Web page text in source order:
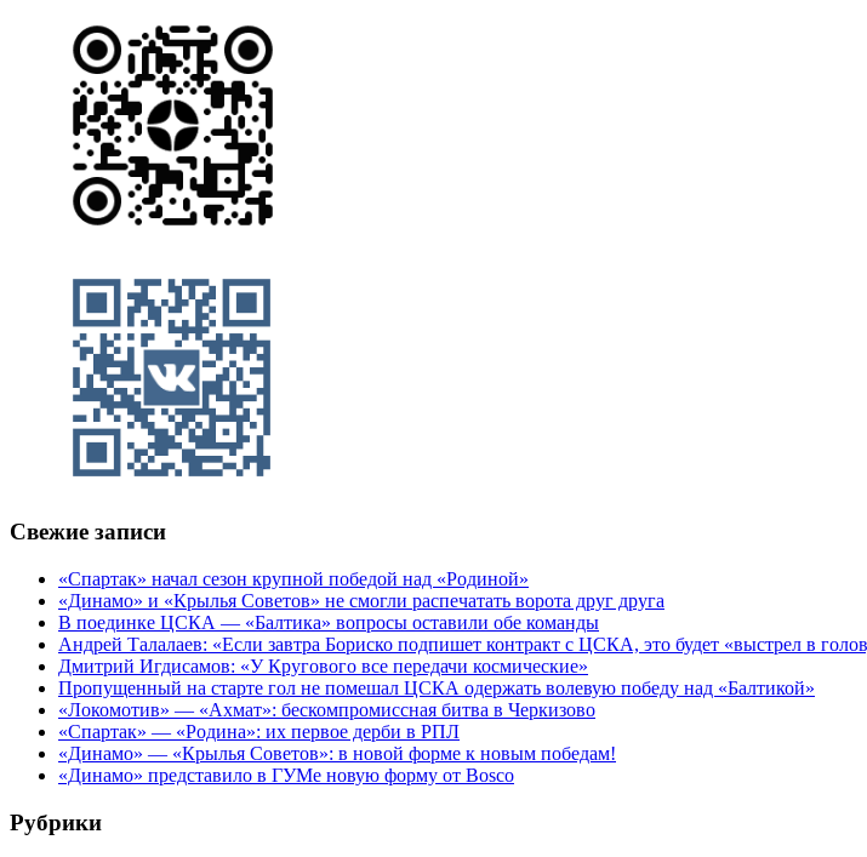
Свежие записи
«Спартак» начал сезон крупной победой над «Родиной»
«Динамо» и «Крылья Советов» не смогли распечатать ворота друг друга
В поединке ЦСКА — «Балтика» вопросы оставили обе команды
Андрей Талалаев: «Если завтра Бориско подпишет контракт с ЦСКА, это будет «выстрел в
Дмитрий Игдисамов: «У Кругового все передачи космические»
Пропущенный на старте гол не помешал ЦСКА одержать волевую победу над «Балтикой»
«Локомотив» — «Ахмат»: бескомпромиссная битва в Черкизово
«Спартак» — «Родина»: их первое дерби в РПЛ
«Динамо» — «Крылья Советов»: в новой форме к новым победам!
«Динамо» представило в ГУМе новую форму от Bosco
Рубрики